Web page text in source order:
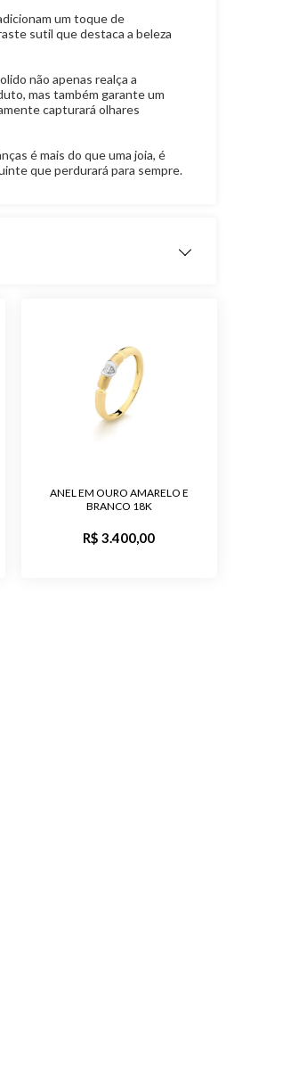
um toque de
sutil que destaca a beleza
não apenas realça a
mas também garante um
capturará olhares
é mais do que uma joia, é
que perdurará para sempre.
gramas
ANEL EM OURO AMARELO E
BRANCO 18K
R$ 3.400,00